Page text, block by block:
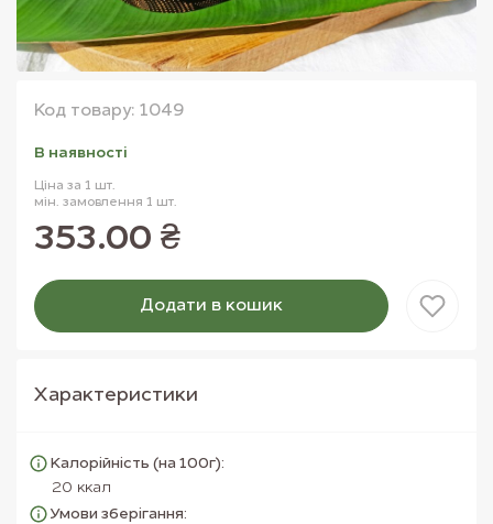
Код товару: 1049
В наявностi
Ціна за 1 шт.
мін. замовлення 1 шт.
353.00 ₴
Додати в кошик
Товар доданий в кошик
Характеристики
Калорійність (на 100г):
20 ккал
Умови зберігання: